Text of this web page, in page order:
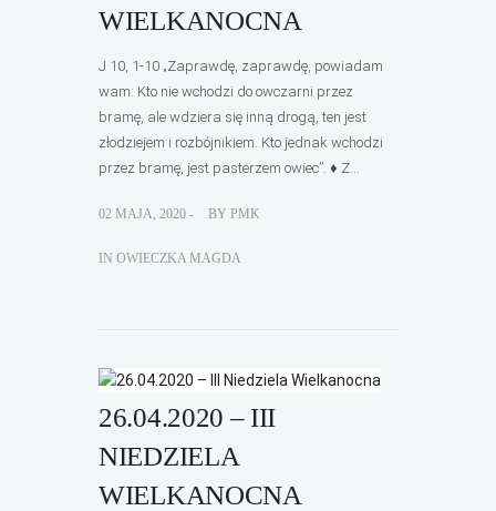
WIELKANOCNA
J 10, 1-10 „Zaprawdę, zaprawdę, powiadam
wam: Kto nie wchodzi do owczarni przez
bramę, ale wdziera się inną drogą, ten jest
złodziejem i rozbójnikiem. Kto jednak wchodzi
przez bramę, jest pasterzem owiec”. ♦ Z...
02 MAJA, 2020 - BY PMK
IN OWIECZKA MAGDA
26.04.2020 – III
NIEDZIELA
WIELKANOCNA